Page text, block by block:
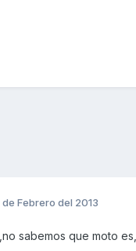
de Febrero del 2013
sabemos que moto